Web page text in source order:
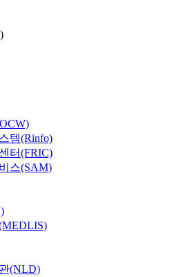
템(Rinfo)
터(FRIC)
스(SAM)
(NLD)